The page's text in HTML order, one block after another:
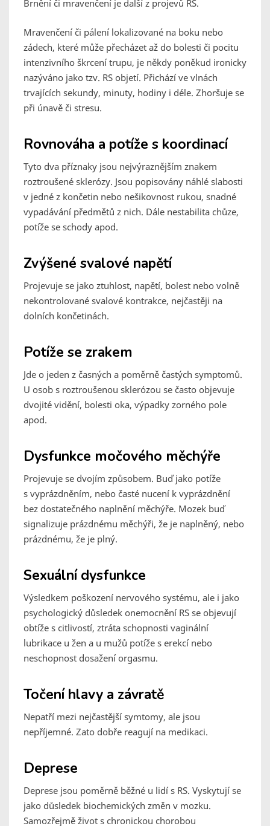
Brnění či mravenčení je další z projevů RS.
Mravenčení či pálení lokalizované na boku nebo
zádech, které může přecházet až do bolesti či pocitu
intenzivního škrcení trupu, je někdy poněkud ironicky
nazýváno jako tzv. RS objetí. Přichází ve vlnách
trvajících sekundy, minuty, hodiny i déle. Zhoršuje se
při únavě či stresu.
Rovnováha a potíže s koordinací
Tyto dva příznaky jsou nejvýraznějším znakem
roztroušené sklerózy. Jsou popisovány náhlé slabosti
v jedné z končetin nebo nešikovnost rukou, snadné
vypadávání předmětů z nich. Dále nestabilita chůze,
potíže se schody apod.
Zvýšené svalové napětí
Projevuje se jako ztuhlost, napětí, bolest nebo volně
nekontrolované svalové kontrakce, nejčastěji na
dolních končetinách.
Potíže se zrakem
Jde o jeden z časných a poměrně častých symptomů.
U osob s roztroušenou sklerózou se často objevuje
dvojité vidění, bolesti oka, výpadky zorného pole
apod.
Dysfunkce močového měchýře
Projevuje se dvojím způsobem. Buď jako potíže
s vyprázdněním, nebo časté nucení k vyprázdnění
bez dostatečného naplnění měchýře. Mozek buď
signalizuje prázdnému měchýři, že je naplněný, nebo
prázdnému, že je plný.
Sexuální dysfunkce
Výsledkem poškození nervového systému, ale i jako
psychologický důsledek onemocnění RS se objevují
obtíže s citlivostí, ztráta schopnosti vaginální
lubrikace u žen a u mužů potíže s erekcí nebo
neschopnost dosažení orgasmu.
Točení hlavy a závratě
Nepatří mezi nejčastější symtomy, ale jsou
nepříjemné. Zato dobře reagují na medikaci.
Deprese
Deprese jsou poměrně běžné u lidí s RS. Vyskytují se
jako důsledek biochemických změn v mozku.
Samozřejmě život s chronickou chorobou